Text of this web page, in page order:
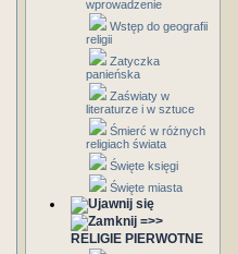
wprowadzenie
Wstęp do geografii
religii
Zatyczka
panieńska
Zaświaty w
literaturze i w sztuce
Śmierć w różnych
religiach świata
Święte księgi
Święte miasta
=>>
RELIGIE PIERWOTNE